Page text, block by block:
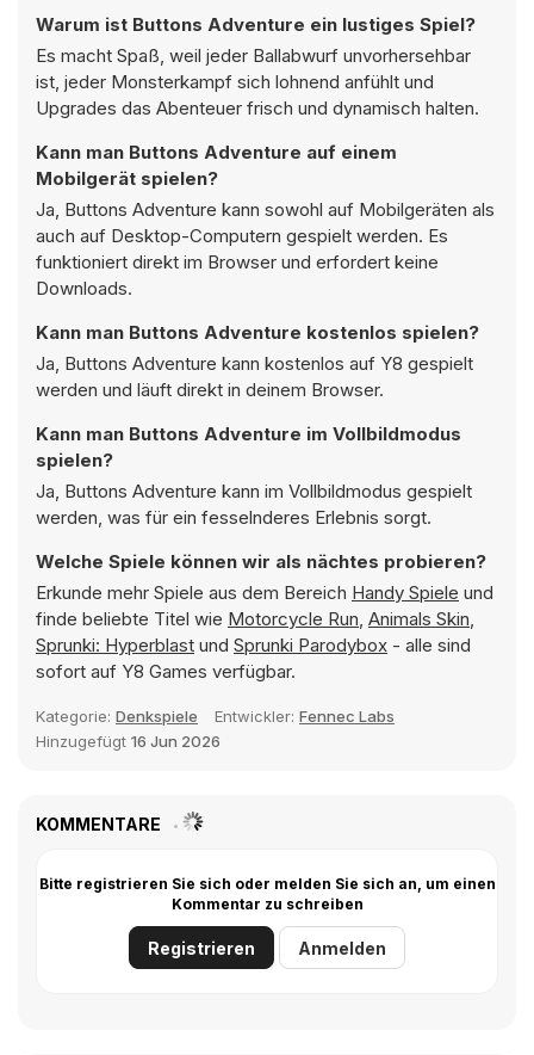
Warum ist Buttons Adventure ein lustiges Spiel?
Es macht Spaß, weil jeder Ballabwurf unvorhersehbar
ist, jeder Monsterkampf sich lohnend anfühlt und
Upgrades das Abenteuer frisch und dynamisch halten.
Kann man Buttons Adventure auf einem
Mobilgerät spielen?
Ja, Buttons Adventure kann sowohl auf Mobilgeräten als
auch auf Desktop-Computern gespielt werden. Es
funktioniert direkt im Browser und erfordert keine
Downloads.
Kann man Buttons Adventure kostenlos spielen?
Ja, Buttons Adventure kann kostenlos auf Y8 gespielt
werden und läuft direkt in deinem Browser.
Kann man Buttons Adventure im Vollbildmodus
spielen?
Ja, Buttons Adventure kann im Vollbildmodus gespielt
werden, was für ein fesselnderes Erlebnis sorgt.
Welche Spiele können wir als nächtes probieren?
Erkunde mehr Spiele aus dem Bereich Handy Spiele und
finde beliebte Titel wie Motorcycle Run, Animals Skin,
Sprunki: Hyperblast und Sprunki Parodybox - alle sind
sofort auf Y8 Games verfügbar.
Kategorie: Denkspiele Entwickler: Fennec Labs
Hinzugefügt 16 Jun 2026
KOMMENTARE
Bitte registrieren Sie sich oder melden Sie sich an, um einen
Kommentar zu schreiben
Registrieren Anmelden